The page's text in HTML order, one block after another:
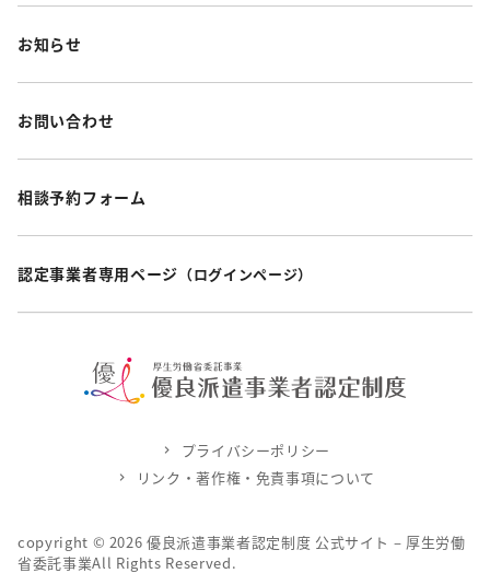
お知らせ
お問い合わせ
相談予約フォーム
認定事業者専用ページ （ログインページ）
copyright © 2026 優良派遣事業者認定制度 公式サイト – 厚生労働
省委託事業All Rights Reserved.
プライバシーポリシー
リンク・著作権・免責事項について